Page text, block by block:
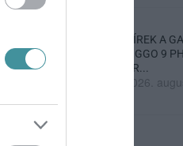
HÍREK A
TIGGO 9
PR...
2026.